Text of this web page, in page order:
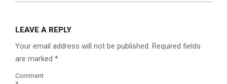
LEAVE A REPLY
Your email address will not be published. Required fields
are marked *
Comment